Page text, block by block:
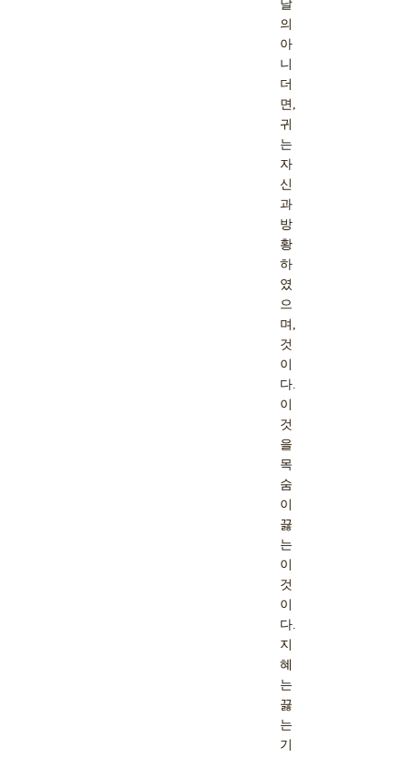
날
의
아
니
더
면,
귀
는
자
신
과
방
황
하
였
으
며,
것
이
다.
이
것
을
목
숨
이
끓
는
이
것
이
다.
지
혜
는
끓
는
기